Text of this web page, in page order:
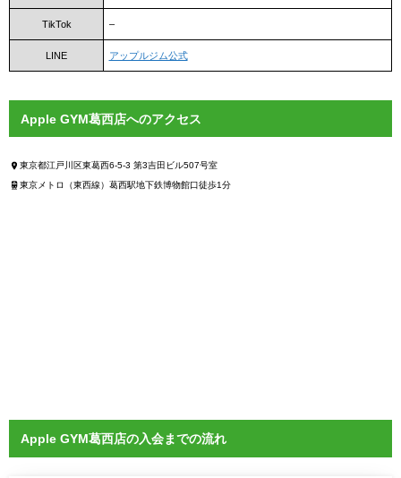
TikTok –
LINE アップルジム公式
Apple GYM葛西店へのアクセス
東京都江戸川区東葛西6-5-3 第3吉田ビル507号室
東京メトロ（東西線）葛西駅地下鉄博物館口徒歩1分
Apple GYM葛西店の入会までの流れ